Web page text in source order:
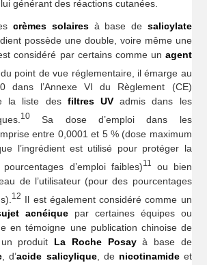
générant des réactions cutanées.
crèmes solairesà base de salicylate
possède une double, voire même une
considéré par certains comme un agent
point de vue réglementaire, il émarge au
dans l’Annexe VI du Règlement (CE)
la liste des filtres UVadmis dans les
10Sa dose d’emploi dans les
entre 0,0001 et 5 % (dose maximum
l’ingrédient est utilisé pour protéger la
d’emploi faibles)11
ou bien
de l’utilisateur (pour des pourcentages
12 Il est également considéré comme un
acnéique par certaines équipes ou
en témoigne une publication chinoise de
produit La Roche Posayà base de
, d’acide salicylique, de nicotinamideet